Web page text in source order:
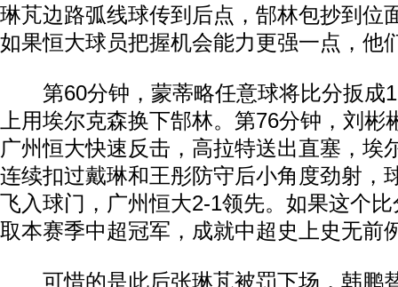
琳芃边路弧线球传到后点，郜林包抄到位
如果恒大球员把握机会能力更强一点，他
第60分钟，蒙蒂略任意球将比分扳成
上用埃尔克森换下郜林。第76分钟，刘彬
广州恒大快速反击，高拉特送出直塞，埃
连续扣过戴琳和王彤防守后小角度劲射，
飞入球门，广州恒大2-1领先。如果这个
取本赛季中超冠军，成就中超史上史无前
可惜的是此后张琳芃被罚下场，韩鹏